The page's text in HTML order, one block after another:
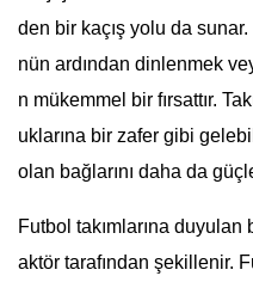
den bir kaçış yolu da
nün ardından dinlenmek
n mükemmel bir fırsattır.
uklarına bir zafer gibi
olan bağlarını daha da
Futbol takımlarına
aktör tarafından şekillenir.